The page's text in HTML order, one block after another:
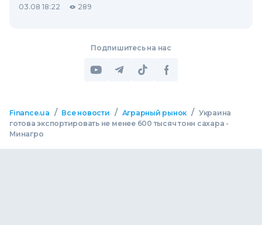
03.08 18:22 289
Подпишитесь на нас
Finance.ua / Все новости / Аграрный рынок / Украина
готова экспортировать не менее 600 тысяч тонн сахара -
Минагро